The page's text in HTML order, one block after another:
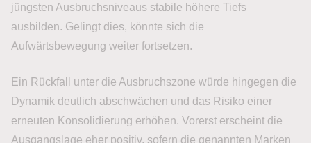
jüngsten Ausbruchsniveaus stabile höhere Tiefs
ausbilden. Gelingt dies, könnte sich die
Aufwärtsbewegung weiter fortsetzen.
Ein Rückfall unter die Ausbruchszone würde hingegen die
Dynamik deutlich abschwächen und das Risiko einer
erneuten Konsolidierung erhöhen. Vorerst erscheint die
Ausgangslage eher positiv, sofern die genannten Marken